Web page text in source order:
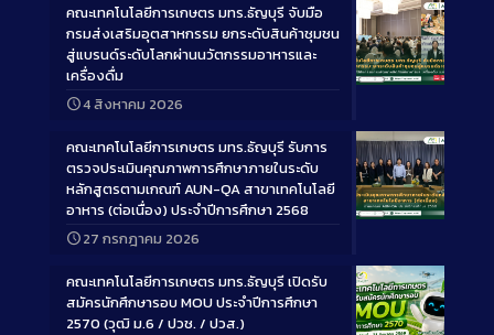
Long
คณะเทคโนโลยีการเกษตร มทร.ธัญบุรี จับมือ
กรมส่งเสริมอุตสาหกรรม ยกระดับสินค้าชุมชน
สู่แบรนด์ระดับโลกผ่านนวัตกรรมอาหารและ
เครื่องดื่ม
4 สิงหาคม 2026
Long
คณะเทคโนโลยีการเกษตร มทร.ธัญบุรี รับการ
ตรวจประเมินคุณภาพการศึกษาภายในระดับ
หลักสูตรตามเกณฑ์ AUN-QA สาขาเทคโนโลยี
อาหาร (ต่อเนื่อง) ประจำปีการศึกษา 2568
27 กรกฎาคม 2026
คณะเทคโนโลยีการเกษตร มทร.ธัญบุรี เปิดรับ
สมัครนักศึกษารอบ MOU ประจำปีการศึกษา
2570 (วุฒิ ม.6 / ปวช. / ปวส.)